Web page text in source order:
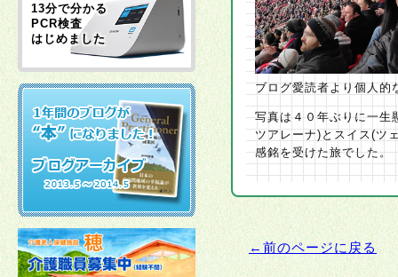
ブログ愛読者より個人的
写真は４０年ぶりに一生
ツアレーナ)とスイス(ツ
感銘を受けた旅でした。
←前のページに戻る
13分で分かる
PCR検査
はじめました